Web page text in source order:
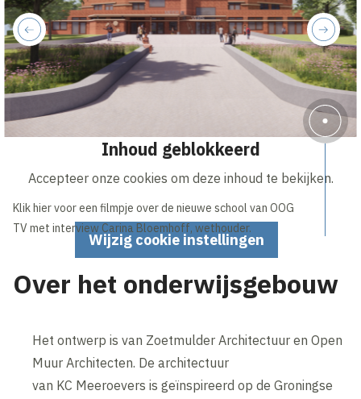
next
previous
Inhoud geblokkeerd
Accepteer onze cookies om deze inhoud te bekijken.
Wijzig cookie instellingen
Klik hier voor een filmpje over de nieuwe school van OOG
TV met interview Carina Bloemhoff, wethouder.
Over het onderwijsgebouw
Het ontwerp is van Zoetmulder Architectuur en Open
Muur Architecten. De architectuur
van KC Meeroevers is geïnspireerd op de Groningse